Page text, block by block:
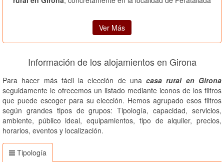
Ver Más
Información de los alojamientos en Girona
Para hacer más fácil la elección de unacasa rural en Girona
seguidamente le ofrecemos un listado mediante iconos de los filtros
que puede escoger para su elección. Hemos agrupado esos filtros
según grandes tipos de grupos: Tipología, capacidad, servicios,
ambiente, público ideal, equipamientos, tipo de alquiler, precios,
horarios, eventos y localización.
Tipología